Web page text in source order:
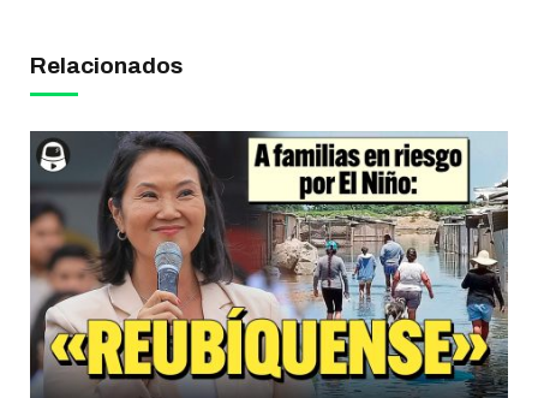
Relacionados